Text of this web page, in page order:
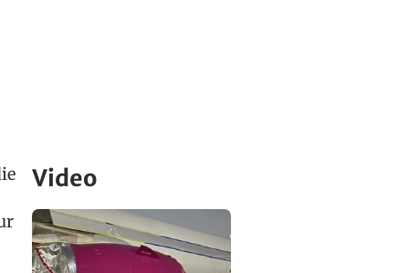
Video